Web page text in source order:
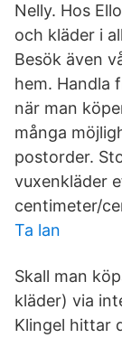
Nelly. Hos
och kläder i
Besök även
hem. Handla
när man
många
postorder.
vuxenkläder
centimeter/
Ta lan
Skall man
kläder) via
Klingel hittar